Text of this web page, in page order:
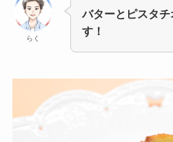
らく
バターとピスタチ
す！